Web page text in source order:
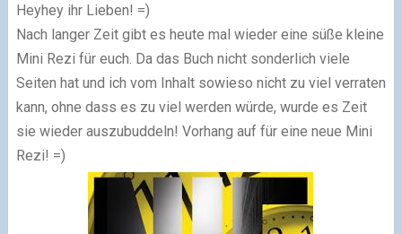
Heyhey ihr Lieben! =)
Nach langer Zeit gibt es heute mal wieder eine süße kleine
Mini Rezi für euch. Da das Buch nicht sonderlich viele
Seiten hat und ich vom Inhalt sowieso nicht zu viel verraten
kann, ohne dass es zu viel werden würde, wurde es Zeit
sie wieder auszubuddeln! Vorhang auf für eine neue Mini
Rezi! =)